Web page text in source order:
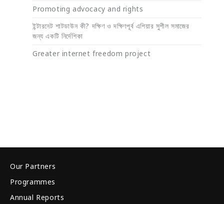
Promoting advocacy and rights
ইন্টারনেট শাটডাউন কী? দক্ষিণ ও দক্ষিণপূর্ব এশিয়ার সুশীল সমাজের
জন্য একটি নির্দেশিকা
Greater internet freedom project
Our Partners
Programmes
Annual Reports